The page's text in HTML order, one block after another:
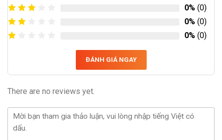
0% (0)
0% (0)
0% (0)
ĐÁNH GIÁ NGAY
There are no reviews yet.